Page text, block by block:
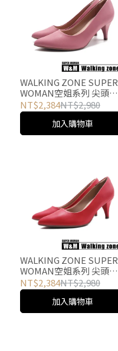
WALKING ZONE SUPER
WOMAN空姐系列 尖頭時
尚經典高跟鞋 女鞋-桃粉
NT$2,384NT$2,980
加入購物車
WALKING ZONE SUPER
WOMAN空姐系列 尖頭時
尚經典高跟鞋 女鞋-紅
NT$2,384NT$2,980
加入購物車